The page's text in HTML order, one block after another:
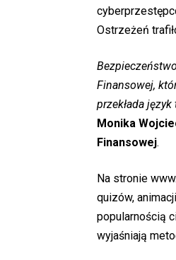
Ostrzeżeń
Finansowej,
przekłada
Monika
Finansowej.
Na stronie
quizów,
popularnością
wyjaśniają